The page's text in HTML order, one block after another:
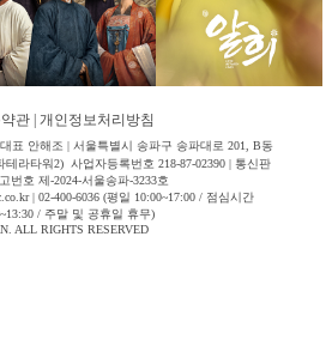
관 개인정보처리방침
표 안해조 | 서울특별시 송파구 송파대로 201, B동
테라타워2) 사업자등록번호 218-87-02390 | 통신판
번호 제-2024-서울송파-3233호
| 02-400-6036 (평일 10:00~17:00 / 점심시간
/ 주말 및 공휴일 휴무)
ALL RIGHTS RESERVED